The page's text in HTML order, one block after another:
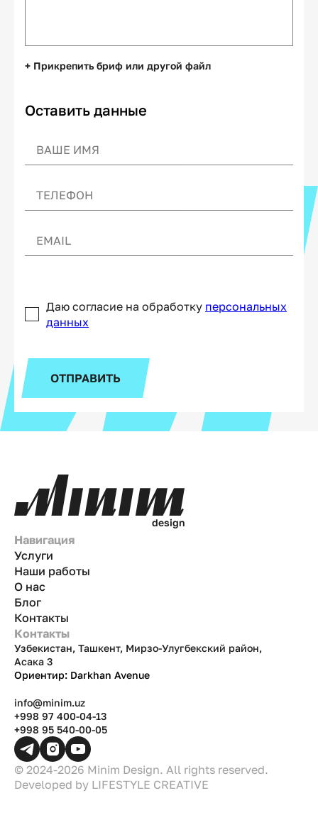
+ Прикрепить бриф или другой файл
Оставить данные
Даю согласие на обработку персональных
данных
ОТПРАВИТЬ
design
Навигация
Услуги
Наши работы
О нас
Блог
Контакты
Контакты
Узбекистан, Ташкент, Мирзо-Улугбекский район,
Асака 3
Ориентир: Darkhan Avenue
info@minim.uz
+998 97 400-04-13
+998 95 540-00-05
© 2024-2026 Minim Design. All rights reserved.
Developed by LIFESTYLE CREATIVE